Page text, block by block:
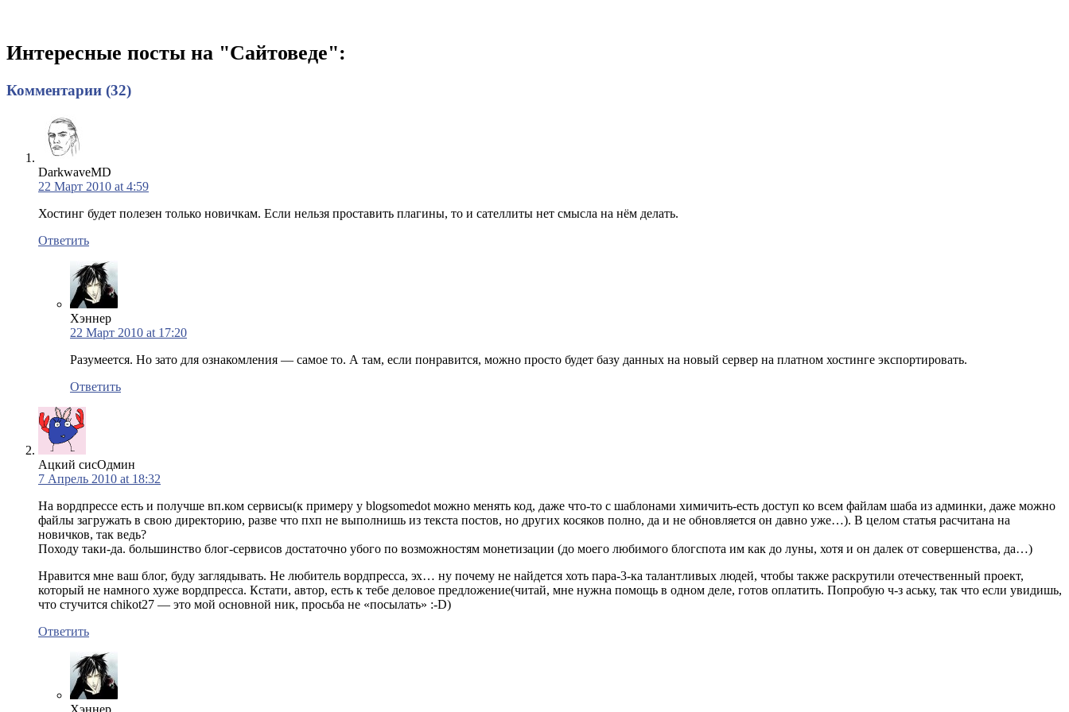
Интересные посты на "Сайтоведе":
Комментарии (32)
DarkwaveMD
22 Март 2010 at 4:59
Хостинг будет полезен только новичкам. Если нельзя проставить плагины, то и сателлиты нет смысла на нём делать.
Ответить
Хэннер
22 Март 2010 at 17:20
Разумеется. Но зато для ознакомления — самое то. А там, если понравится, можно просто будет базу данных на новый сервер на платном хостинге экспортировать.
Ответить
Ацкий сисОдмин
7 Апрель 2010 at 18:32
На вордпрессе есть и получше вп.ком сервисы(к примеру у blogsomedot можно менять код, даже что-то с шаблонами химичить-есть доступ ко всем файлам шаба из админки, даже можно
файлы загружать в свою директорию, разве что пхп не выполнишь из текста постов, но других косяков полно, да и не обновляется он давно уже…). В целом статья расчитана на
новичков, так ведь?
Походу таки-да. большинство блог-сервисов достаточно убого по возможностям монетизации (до моего любимого блогспота им как до луны, хотя и он далек от совершенства, да…)
Нравится мне ваш блог, буду заглядывать. Не любитель вордпресса, эх… ну почему не найдется хоть пара-3-ка талантливых людей, чтобы также раскрутили отечественный проект,
который не намного хуже вордпресса. Кстати, автор, есть к тебе деловое предложение(читай, мне нужна помощь в одном деле, готов оплатить. Попробую ч-з аську, так что если увидишь,
что стучится chikot27 — это мой основной ник, просьба не «посылать» :-D)
Ответить
Хэннер